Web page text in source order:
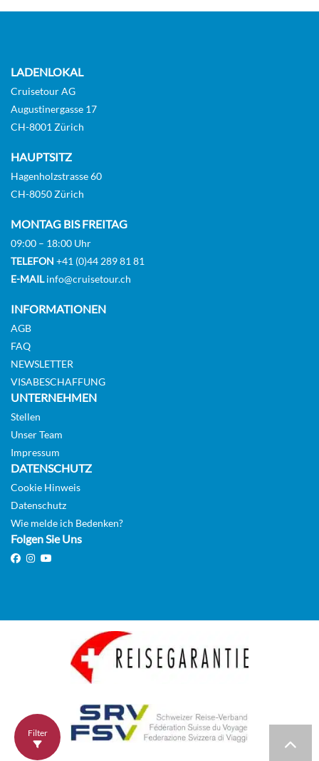
Filter
LADENLOKAL
Cruisetour AG
Augustinergasse 17
CH-8001 Zürich
HAUPTSITZ
Hagenholzstrasse 60
CH-8050 Zürich
MONTAG BIS FREITAG
09:00 – 18:00 Uhr
TELEFON +41 (0)44 289 81 81
E-MAILinfo@cruisetour.ch
INFORMATIONEN
AGB
FAQ
NEWSLETTER
VISABESCHAFFUNG
UNTERNEHMEN
Stellen
Unser Team
Impressum
DATENSCHUTZ
Cookie Hinweis
Datenschutz
Wie melde ich Bedenken?
Folgen Sie Uns